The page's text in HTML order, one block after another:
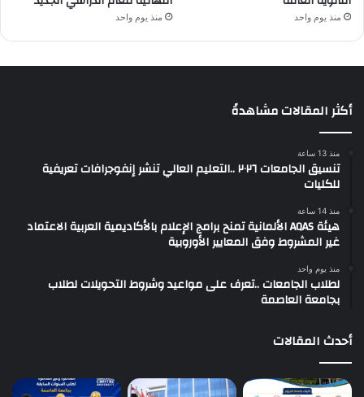
منذ يوم واحد منذ يوم واحد
أكثر المقالات مشاهدةً
منذ 13 ساعة
تنسيق الجامعات ٢٠٢٦ ..التعليم العالي تنشر إنفوجرافات تعريفية
للكليات
منذ 14 ساعة
هيئة AQAS الألمانية تمنح برامج الإعلام بالأكاديمية العربية الاعتماد
غير المشروط وفق المعايير الأوروبية
منذ يوم واحد
لطلاب الجامعات ..تعرف على مواعيد وشروط التحويلات لطلاب
بجامعة العاصمة
أحدث المقالات